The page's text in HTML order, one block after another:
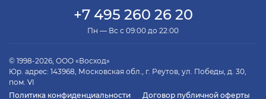
+7 495 260 26 20
Пн — Вс с 09:00 до 22:00
© 1998-2026, ООО «Восход»
Юр. адрес: 143968, Московская обл., г. Реутов, ул. Победы, д. 30,
пом. VI
Политика конфиденциальности
Договор публичной оферты